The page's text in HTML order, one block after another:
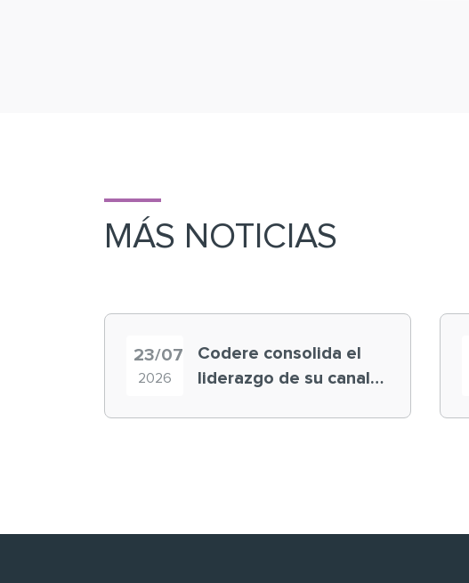
MÁS NOTICIAS
23/07
2026
Codere consolida el
liderazgo de su canal